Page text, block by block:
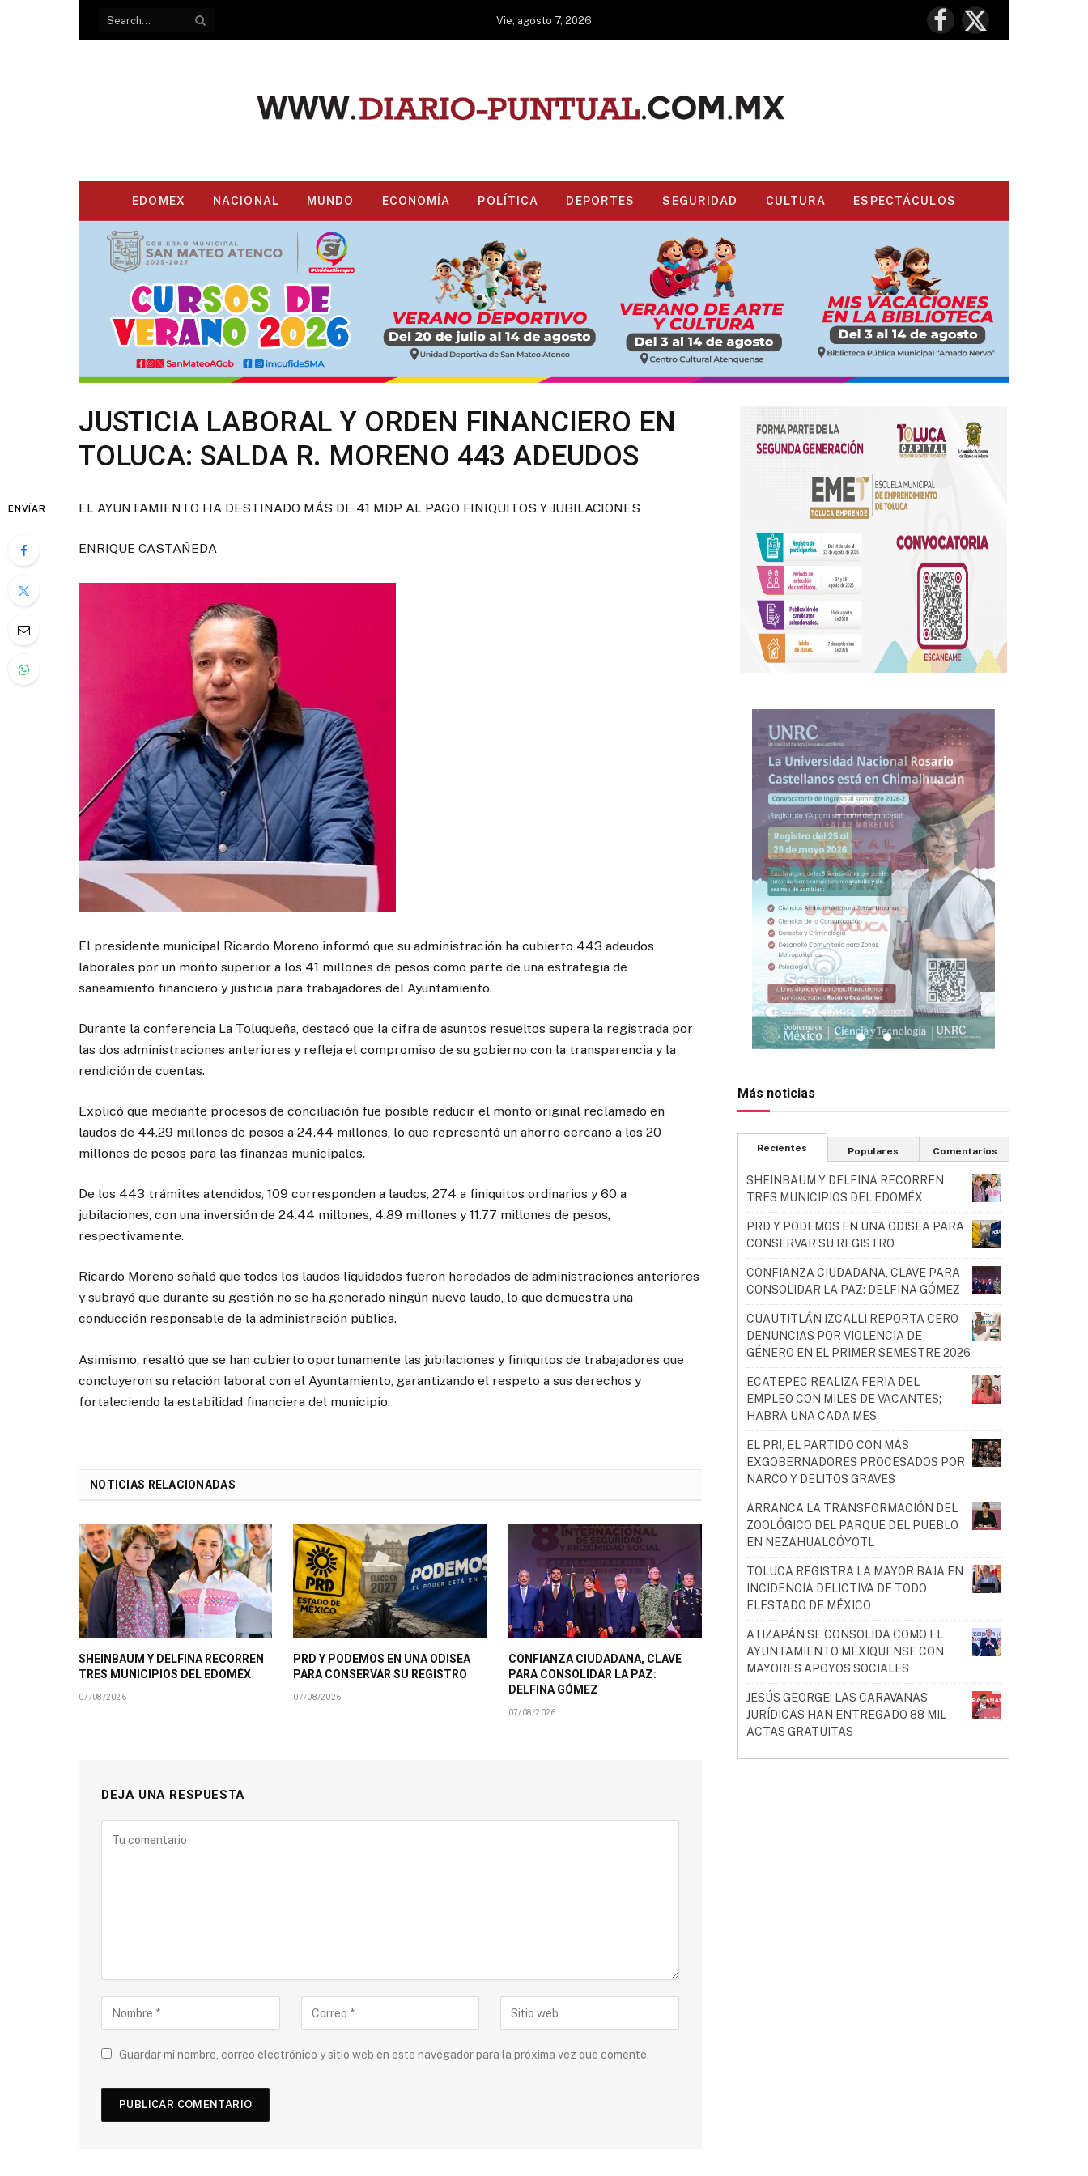
Vie, agosto 7, 2026
Facebook
X
(Twitter)
EDOMEX NACIONAL MUNDO ECONOMÍA POLÍTICA DEPORTES SEGURIDAD CULTURA ESPECTÁCULOS
JUSTICIA LABORAL Y ORDEN FINANCIERO EN
TOLUCA: SALDA R. MORENO 443 ADEUDOS
ENVÍAR EL AYUNTAMIENTO HA DESTINADO MÁS DE 41 MDP AL PAGO FINIQUITOS Y JUBILACIONES
ENRIQUE CASTAÑEDA
El presidente municipal Ricardo Moreno informó que su administración ha cubierto 443 adeudos
laborales por un monto superior a los 41 millones de pesos como parte de una estrategia de
saneamiento financiero y justicia para trabajadores del Ayuntamiento.
Durante la conferencia La Toluqueña, destacó que la cifra de asuntos resueltos supera la registrada por
las dos administraciones anteriores y refleja el compromiso de su gobierno con la transparencia y la
rendición de cuentas.
Explicó que mediante procesos de conciliación fue posible reducir el monto original reclamado en
laudos de 44.29 millones de pesos a 24.44 millones, lo que representó un ahorro cercano a los 20
millones de pesos para las finanzas municipales.
De los 443 trámites atendidos, 109 corresponden a laudos, 274 a finiquitos ordinarios y 60 a
jubilaciones, con una inversión de 24.44 millones, 4.89 millones y 11.77 millones de pesos,
respectivamente.
Ricardo Moreno señaló que todos los laudos liquidados fueron heredados de administraciones anteriores
y subrayó que durante su gestión no se ha generado ningún nuevo laudo, lo que demuestra una
conducción responsable de la administración pública.
Asimismo, resaltó que se han cubierto oportunamente las jubilaciones y finiquitos de trabajadores que
concluyeron su relación laboral con el Ayuntamiento, garantizando el respeto a sus derechos y
fortaleciendo la estabilidad financiera del municipio.
NOTICIAS RELACIONADAS
SHEINBAUM Y DELFINA RECORREN
TRES MUNICIPIOS DEL EDOMÉX
07/08/2026
PRD Y PODEMOS EN UNA ODISEA
PARA CONSERVAR SU REGISTRO
07/08/2026
CONFIANZA CIUDADANA, CLAVE
PARA CONSOLIDAR LA PAZ:
DELFINA GÓMEZ
07/08/2026
DEJA UNA RESPUESTA
Guardar mi nombre, correo electrónico y sitio web en este navegador para la próxima vez que comente.
Más noticias
Recientes Populares Comentarios
SHEINBAUM Y DELFINA RECORREN
TRES MUNICIPIOS DEL EDOMÉX
PRD Y PODEMOS EN UNA ODISEA PARA
CONSERVAR SU REGISTRO
CONFIANZA CIUDADANA, CLAVE PARA
CONSOLIDAR LA PAZ: DELFINA GÓMEZ
CUAUTITLÁN IZCALLI REPORTA CERO
DENUNCIAS POR VIOLENCIA DE
GÉNERO EN EL PRIMER SEMESTRE 2026
ECATEPEC REALIZA FERIA DEL
EMPLEO CON MILES DE VACANTES;
HABRÁ UNA CADA MES
EL PRI, EL PARTIDO CON MÁS
EXGOBERNADORES PROCESADOS POR
NARCO Y DELITOS GRAVES
ARRANCA LA TRANSFORMACIÓN DEL
ZOOLÓGICO DEL PARQUE DEL PUEBLO
EN NEZAHUALCÓYOTL
TOLUCA REGISTRA LA MAYOR BAJA EN
INCIDENCIA DELICTIVA DE TODO
ELESTADO DE MÉXICO
ATIZAPÁN SE CONSOLIDA COMO EL
AYUNTAMIENTO MEXIQUENSE CON
MAYORES APOYOS SOCIALES
JESÚS GEORGE: LAS CARAVANAS
JURÍDICAS HAN ENTREGADO 88 MIL
ACTAS GRATUITAS